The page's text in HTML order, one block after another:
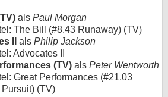
als Paul Morgan
The Bill (#8.43 Runaway) (TV)
II als Philip Jackson
Advocates II
(TV) als Peter Wentworth
Great Performances (#21.03
(TV)